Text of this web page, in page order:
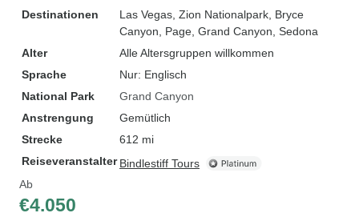
Destinationen
Las Vegas , Zion Nationalpark , Bryce
Canyon , Page , Grand Canyon , Sedona
Alter
Alle Altersgruppen willkommen
Sprache
Nur: Englisch
National Park
Grand Canyon
Anstrengung
Gemütlich
Strecke
612 mi
Reiseveranstalter Bindlestiff Tours
Ab
€4.050